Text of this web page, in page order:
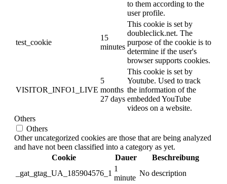
to them according to the
user profile.
test_cookie
15
minutes
This cookie is set by
doubleclick.net. The
purpose of the cookie is to
determine if the user's
browser supports cookies.
VISITOR_INFO1_LIVE
5
months
27 days
This cookie is set by
Youtube. Used to track
the information of the
embedded YouTube
videos on a website.
Others
Others
Other uncategorized cookies are those that are being analyzed
and have not been classified into a category as yet.
Cookie
Dauer
Beschreibung
_gat_gtag_UA_185904576_1
1
minute
No description